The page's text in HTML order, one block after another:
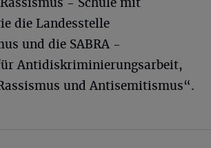
die Landesstelle
und die SABRA -
Antidiskriminierungsarbeit,
und Antisemitismus“.